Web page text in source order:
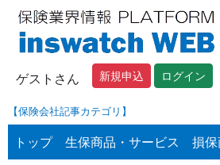
ゲストさん 新規申込 ログイン
【保険会社記事カテゴリ】
トップ 生保商品・サービス 損